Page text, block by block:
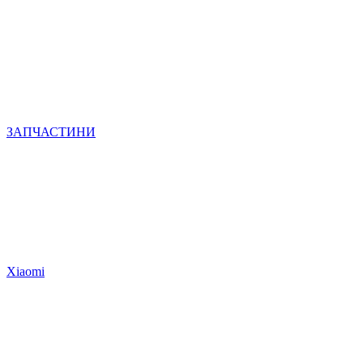
ЗАПЧАСТИНИ
Xiaomi